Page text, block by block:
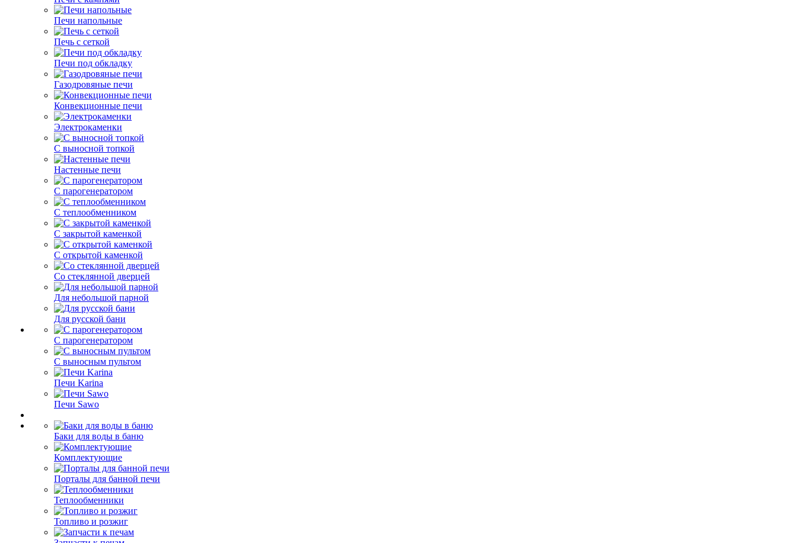
Печи напольные
Печь с сеткой
Печи под обкладку
Газодровяные печи
Конвекционные печи
Электрокаменки
С выносной топкой
Настенные печи
С парогенератором
С теплообменником
С закрытой каменкой
С открытой каменкой
Со стеклянной дверцей
Для небольшой парной
Для русской бани
С парогенератором
С выносным пультом
Печи Karina
Печи Sawo
Баки для воды в баню
Комплектующие
Порталы для банной печи
Теплообменники
Топливо и розжиг